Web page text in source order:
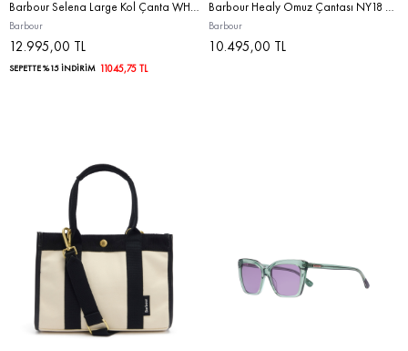
Barbour Selena Large Kol Çanta WH32 Ecru
Barbour
12.995,00 TL
SEPETTE %15 İNDİRİM 11045,75 TL
Barbour Healy Omuz Çantası NY18 Dress Indigo
Barbour
10.495,00 TL